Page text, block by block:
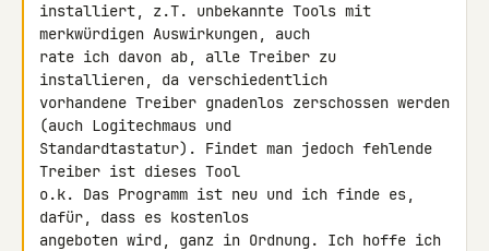
installiert, z.T. unbekannte Tools mit
merkwürdigen Auswirkungen, auch
rate ich davon ab, alle Treiber zu
installieren, da verschiedentlich
vorhandene Treiber gnadenlos zerschossen werden
(auch Logitechmaus und
Standardtastatur). Findet man jedoch fehlende
Treiber ist dieses Tool
o.k. Das Programm ist neu und ich finde es,
dafür, dass es kostenlos
angeboten wird, ganz in Ordnung. Ich hoffe ich